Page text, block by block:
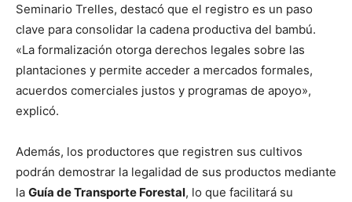
Seminario Trelles, destacó que el registro es un paso
clave para consolidar la cadena productiva del bambú.
«La formalización otorga derechos legales sobre las
plantaciones y permite acceder a mercados formales,
acuerdos comerciales justos y programas de apoyo»,
explicó.
Además, los productores que registren sus cultivos
podrán demostrar la legalidad de sus productos mediante
la Guía de Transporte Forestal, lo que facilitará su